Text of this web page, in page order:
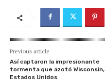
Previous article
Así captaron la impresionante
tormenta que azotó Wisconsin,
Estados Unidos